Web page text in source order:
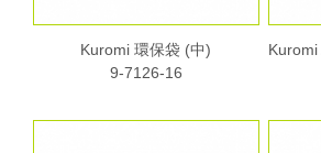
Kuromi 環保袋 (中)
9-7126-16